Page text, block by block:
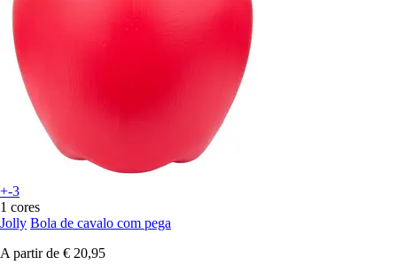
+-3
1 cores
Jolly Bola de cavalo com pega
A partir de € 20,95